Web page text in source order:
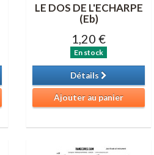
LE DOS DE L'ECHARPE
(Eb)
1,20 €
En stock
Détails
Ajouter au panier